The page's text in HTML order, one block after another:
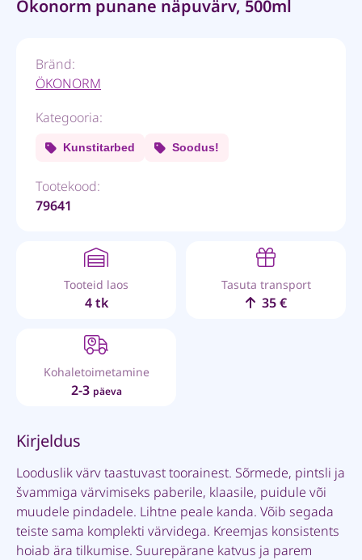
Ökonorm punane näpuvärv, 500ml
Bränd:
ÖKONORM
Kategooria:
Kunstitarbed Soodus!
Tootekood:
79641
Tooteid laos
4 tk
Tasuta transport
35 €
Kohaletoimetamine
2-3 päeva
Kirjeldus
Looduslik värv taastuvast toorainest. Sõrmede, pintsli ja
švammiga värvimiseks paberile, klaasile, puidule või
muudele pindadele. Lihtne peale kanda. Võib segada
teiste sama komplekti värvidega. Kreemjas konsistents
hoiab ära tilkumise. Suurepärane katvus ja parem